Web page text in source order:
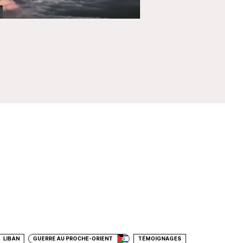
LIBAN GUERRE AU PROCHE-ORIENT TÉMOIGNAGES